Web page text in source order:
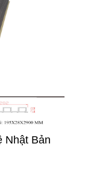
Nhật Bản